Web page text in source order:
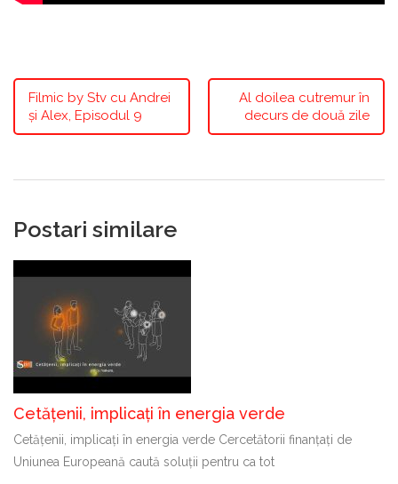
Filmic by Stv cu Andrei
și Alex, Episodul 9
Al doilea cutremur în
decurs de două zile
Postari similare
Cetățenii, implicați în energia verde
Cetățenii, implicați în energia verde Cercetătorii finanțați de
Uniunea Europeană caută soluții pentru ca tot